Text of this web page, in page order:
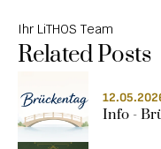
Ihr LiTHOS Team
Related Posts
Info -